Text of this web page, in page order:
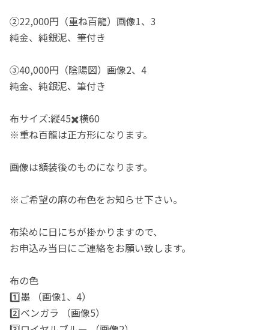
②22,000円（重ね百龍）画像1、3
純金、純銀泥、筆付き
③40,000円（陰陽図）画像2、4
純金、純銀泥、筆付き
布サイズ:縦45✖️横60
※重ね百龍は正方形になります。
画像は額装後のものになります。
※ご希望の麻の布色をお知らせ下さい。
布染めに日にちが掛かりますので、
お申込み当日にご連絡をお願い致します。
布の色
1️⃣墨 （画像1、4）
2️⃣ベンガラ （画像5）